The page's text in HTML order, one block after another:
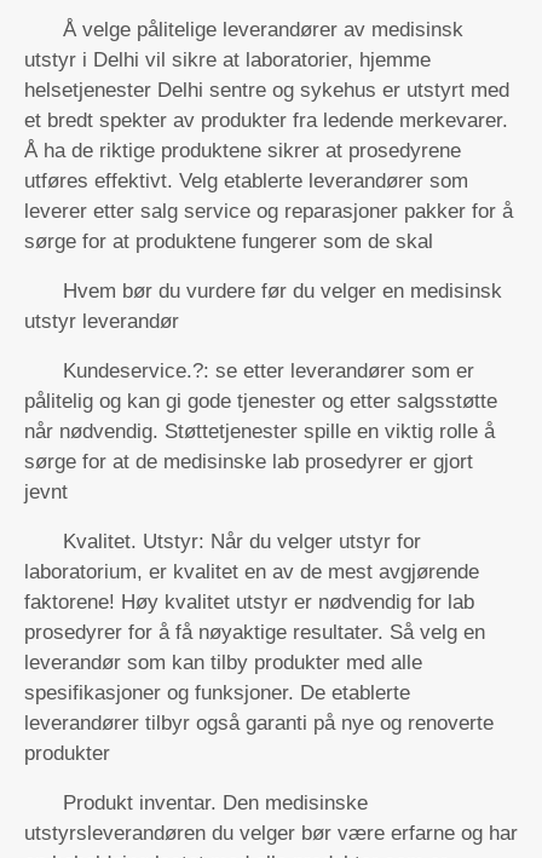
Å velge pålitelige leverandører av medisinsk
utstyr i Delhi vil sikre at laboratorier, hjemme
helsetjenester Delhi sentre og sykehus er utstyrt med
et bredt spekter av produkter fra ledende merkevarer.
Å ha de riktige produktene sikrer at prosedyrene
utføres effektivt. Velg etablerte leverandører som
leverer etter salg service og reparasjoner pakker for å
sørge for at produktene fungerer som de skal
Hvem bør du vurdere før du velger en medisinsk
utstyr leverandør
Kundeservice.?: se etter leverandører som er
pålitelig og kan gi gode tjenester og etter salgsstøtte
når nødvendig. Støttetjenester spille en viktig rolle å
sørge for at de medisinske lab prosedyrer er gjort
jevnt
Kvalitet. Utstyr: Når du velger utstyr for
laboratorium, er kvalitet en av de mest avgjørende
faktorene! Høy kvalitet utstyr er nødvendig for lab
prosedyrer for å få nøyaktige resultater. Så velg en
leverandør som kan tilby produkter med alle
spesifikasjoner og funksjoner. De etablerte
leverandører tilbyr også garanti på nye og renoverte
produkter
Produkt inventar. Den medisinske
utstyrsleverandøren du velger bør være erfarne og har